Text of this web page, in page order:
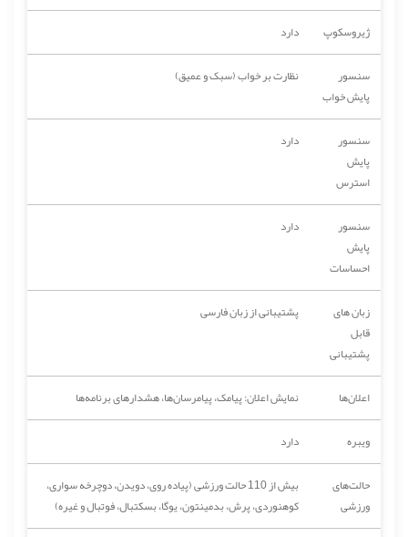
ژیروسکوپ
دارد
سنسور
پایش خواب
نظارت بر خواب (سبک و عمیق)
سنسور
پایش
استرس
دارد
سنسور
پایش
احساسات
دارد
زبان های
قابل
پشتیبانی
پشتیبانی از زبان فارسی
اعلان‌ها
نمایش اعلان‌: پیامک، پیامرسان‌ها، هشدارهای برنامه‌ها
ویبره
دارد
حالت‌های
ورزشی
بیش از 110 حالت ورزشی (پیاده روی، دویدن، دوچرخه سواری،
کوهنوردی، پرش، بدمینتون، یوگا، بسکتبال، فوتبال و غیره)